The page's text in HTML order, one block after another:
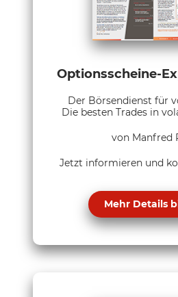
Optionsscheine-
Der Börsendienst für
Die besten Trades in
von Manfred
Jetzt informieren und
Mehr Details